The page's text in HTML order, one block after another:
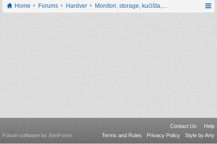
Home Forums Hardver Monitori, storage, kućišta, periferija
Contact Us
Help
Terms and Rules
Privacy Policy Style by Arty
Forum software by XenForo®